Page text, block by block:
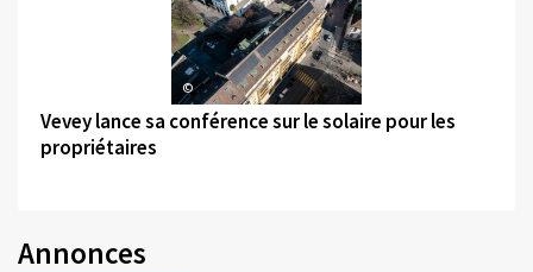
©
Vevey lance sa conférence sur le solaire pour les
propriétaires
Annonces